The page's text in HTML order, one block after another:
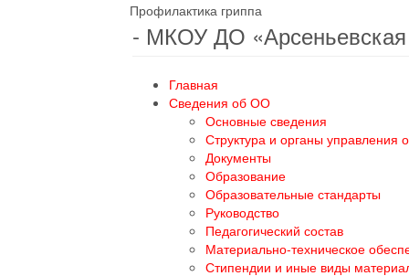
Профилактика гриппа
- МКОУ ДО
Главная
Сведения об ОО
Основные сведения
Структура и органы управления
Документы
Образование
Образовательные стандарты
Руководство
Педагогический состав
Материально-техническое
Стипендии и иные виды